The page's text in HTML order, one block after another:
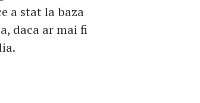
a stat la baza
daca ar mai fi